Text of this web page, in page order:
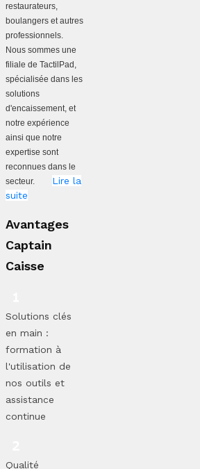
restaurateurs,
boulangers et autres
professionnels.
Nous sommes une
filiale de TactilPad,
spécialisée dans les
solutions
d'encaissement, et
notre expérience
ainsi que notre
expertise sont
reconnues dans le
secteur.
Lire la
suite
Avantages
Captain
Caisse
Solutions clés
en main :
formation à
l'utilisation de
nos outils et
assistance
continue
Qualité